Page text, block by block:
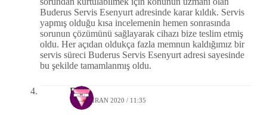
Buderus Servis Esenyurt adresinde karar kıldık. Servis
yapmış olduğu kısa incelemenin hemen sonrasında
sorunun çözümünü sağlayarak cihazı bize teslim etmiş
oldu. Her açıdan oldukça fazla memnun kaldığımız bir
servis süreci Buderus Servis Esenyurt adresi sayesinde
bu şekilde tamamlanmış oldu.
Esat
15 HAZIRAN 2020 / 11:35